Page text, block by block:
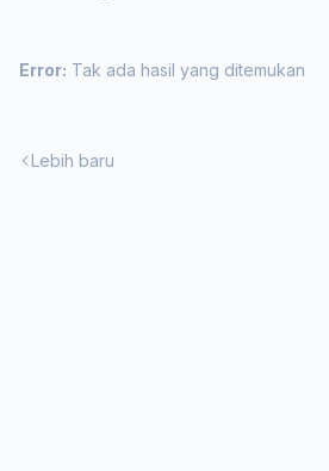
Error: Tak ada hasil yang ditemukan
Lebih baru